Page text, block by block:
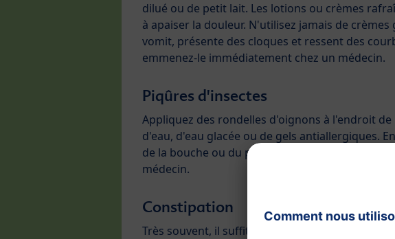
dilué ou de petit lait. Les lotions ou crèmes
à apaiser la douleur. N'utilisez jamais de
vomit, présente des cloques et ressent des
emmenez-le immédiatement chez un médecin.
Piqûres d'insectes
Appliquez des rondelles d'oignons à l'endroit
d'eau, d'eau glacée ou de gels antiallergiques.
de la bouche ou du palais, donnez des glaçons
médecin.
Constipation
Très souvent, il suffit d'administrer l'équivalent